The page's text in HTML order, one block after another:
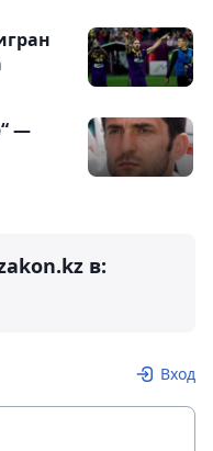
—
в:
Вход